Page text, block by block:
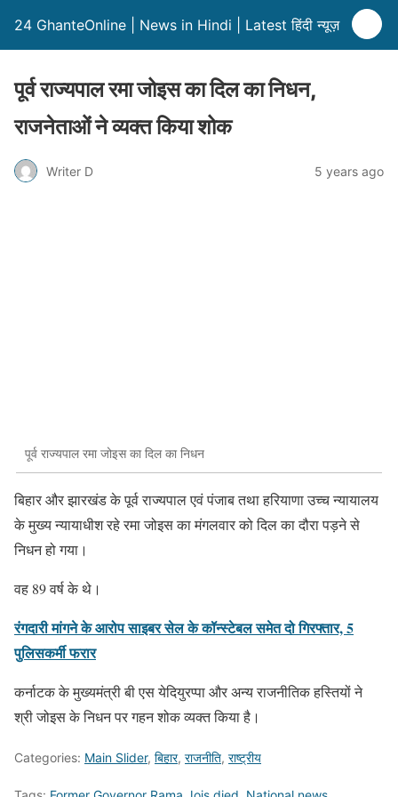
24 GhanteOnline | News in Hindi | Latest हिंदी न्यूज़
पूर्व राज्यपाल रमा जोइस का दिल का निधन,
राजनेताओं ने व्यक्त किया शोक
Writer D 5 years ago
पूर्व राज्यपाल रमा जोइस का दिल का निधन
बिहार और झारखंड के पूर्व राज्यपाल एवं पंजाब तथा हरियाणा उच्च न्यायालय
के मुख्य न्यायाधीश रहे रमा जोइस का मंगलवार को दिल का दौरा पड़ने से
निधन हो गया।
वह 89 वर्ष के थे।
रंगदारी मांगने के आरोप साइबर सेल के कॉन्स्टेबल समेत दो गिरफ्तार, 5
पुलिसकर्मी फरार
कर्नाटक के मुख्यमंत्री बी एस येदियुरप्पा और अन्य राजनीतिक हस्तियों ने
श्री जोइस के निधन पर गहन शोक व्यक्त किया है।
Categories: Main Slider, बिहार, राजनीति, राष्ट्रीय